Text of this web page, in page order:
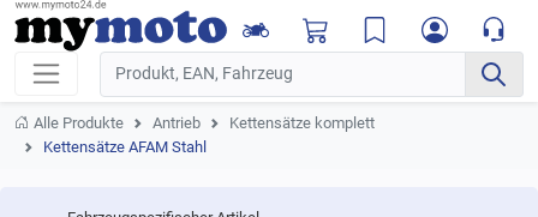
Alle Produkte Antrieb
Kettensätze komplett
Kettensätze AFAM Stahl